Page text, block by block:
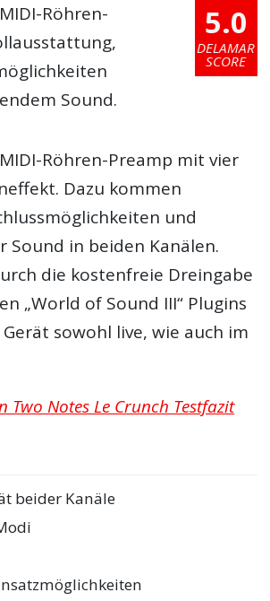
5.0
DELAMAR
SCORE
Röhren-
Sound.
Röhren-Preamp mit vier
Dazu kommen
und
Sound in beiden Kanälen.
die kostenfreie Dreingabe
„World of Sound III“ Plugins
sowohl live, wie auch im
Two Notes Le Crunch Testfazit
beider Kanäle